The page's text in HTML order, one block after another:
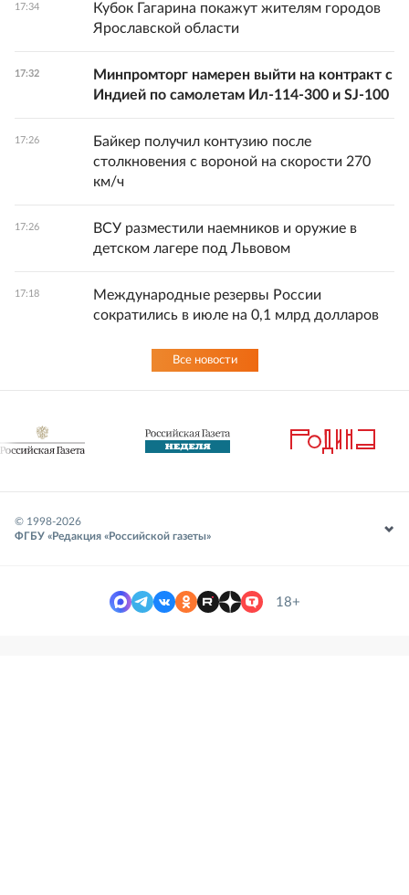
17:34
Кубок Гагарина покажут жителям городов
Ярославской области
17:32
Минпромторг намерен выйти на контракт с
Индией по самолетам Ил-114-300 и SJ-100
17:26
Байкер получил контузию после
столкновения с вороной на скорости 270
км/ч
17:26
ВСУ разместили наемников и оружие в
детском лагере под Львовом
17:18
Международные резервы России
сократились в июле на 0,1 млрд долларов
Все новости
© 1998-2026
ФГБУ «Редакция «Российской газеты»
18+